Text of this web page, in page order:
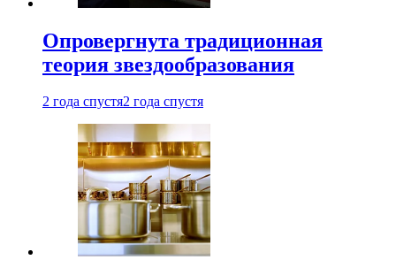
Опровергнута традиционная
теория звездообразования
2 года спустя2 года спустя